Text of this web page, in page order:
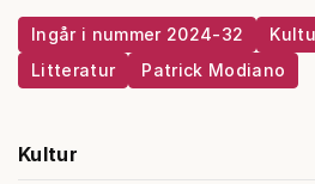
Ingår i nummer 2024-32
Litteratur
Patrick Modiano
Kultur